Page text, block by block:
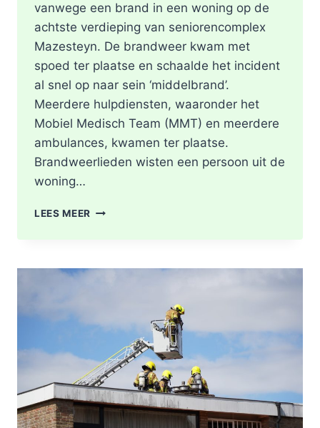
vanwege een brand in een woning op de
achtste verdieping van seniorencomplex
Mazesteyn. De brandweer kwam met
spoed ter plaatse en schaalde het incident
al snel op naar sein ‘middelbrand’.
Meerdere hulpdiensten, waaronder het
Mobiel Medisch Team (MMT) en meerdere
ambulances, kwamen ter plaatse.
Brandweerlieden wisten een persoon uit de
woning…
LEES MEER DODE
WONING
SENIORENFLAT
WATERTORENWEG
IN
ROTTERDAM